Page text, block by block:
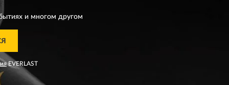
и многом другом
EVERLAST